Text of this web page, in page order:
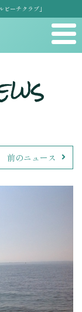
ーチクラブ」
前のニュース